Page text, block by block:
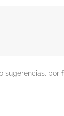
sugerencias, por